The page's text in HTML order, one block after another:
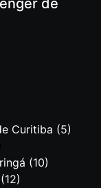
de
Curitiba (5)
(10)
(12)